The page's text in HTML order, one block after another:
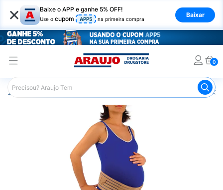
× Baixe o APP e ganhe 5% OFF!
Use o cupom APP5 na primeira compra
Baixar
0
Araujo Saúde e Bem Estar